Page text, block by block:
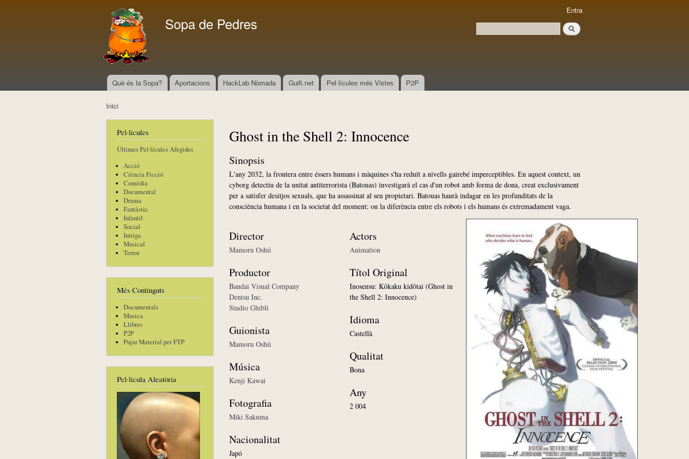
Sopa de Pedres
Formulari de cerca
Cerca
Menú principal
Què és la Sopa? Aportacions HackLab Nòmada Guifi.net Pel·lícules més Vistes P2P
Entra
Inici
Pel·lícules
Últimes Pel·lícules Afegides
Acció
Ciència Ficció
Comèdia
Documental
Drama
Fantàstic
Infantil
Social
Intriga
Musical
Terror
Més Continguts
Documentals
Musica
Llibres
P2P
Pujar Material per FTP
Pel·lícula Aleatòria
Ghost in the Shell 2: Innocence
Sinopsis
L'any 2032, la frontera entre éssers humans i màquines s'ha reduït a nivells gairebé imperceptibles. En aquest context, un
cyborg detectiu de la unitat antiterrorista (Batouas) investigarà el cas d'un robot amb forma de dona, creat exclusivament
per a satisfer desitjos sexuals, que ha assassinat al seu propietari. Batouas haurà indagar en les profunditats de la
consciència humana i en la societat del moment; on la diferència entre els robots i els humans és extremadament vaga.
Director
Mamoru Oshii
Productor
Bandai Visual Company
Dentsu Inc.
Studio Ghibli
Guionista
Mamoru Oshii
Música
Kenji Kawai
Fotografia
Miki Sakuma
Nacionalitat
Japó
Actors
Animation
Títol Original
Inosensu: Kôkaku kidôtai (Ghost in
the Shell 2: Innocence)
Idioma
Castellà
Qualitat
Bona
Any
2 004